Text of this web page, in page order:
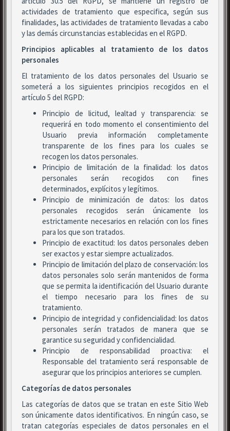
actividades de tratamiento que especifica, según sus
finalidades, las actividades de tratamiento llevadas a cabo
y las demás circunstancias establecidas en el RGPD.
Principios aplicables al tratamiento de los datos
personales
El tratamiento de los datos personales del Usuario se
someterá a los siguientes principios recogidos en el
artículo 5 del RGPD:
Principio de licitud, lealtad y transparencia: se
requerirá en todo momento el consentimiento del
Usuario previa información completamente
transparente de los fines para los cuales se
recogen los datos personales.
Principio de limitación de la finalidad: los datos
personales serán recogidos con fines
determinados, explícitos y legítimos.
Principio de minimización de datos: los datos
personales recogidos serán únicamente los
estrictamente necesarios en relación con los fines
para los que son tratados.
Principio de exactitud: los datos personales deben
ser exactos y estar siempre actualizados.
Principio de limitación del plazo de conservación: los
datos personales solo serán mantenidos de forma
que se permita la identificación del Usuario durante
el tiempo necesario para los fines de su
tratamiento.
Principio de integridad y confidencialidad: los datos
personales serán tratados de manera que se
garantice su seguridad y confidencialidad.
Principio de responsabilidad proactiva: el
Responsable del tratamiento será responsable de
asegurar que los principios anteriores se cumplen.
Categorías de datos personales
Las categorías de datos que se tratan en este Sitio Web
son únicamente datos identificativos. En ningún caso, se
tratan categorías especiales de datos personales en el